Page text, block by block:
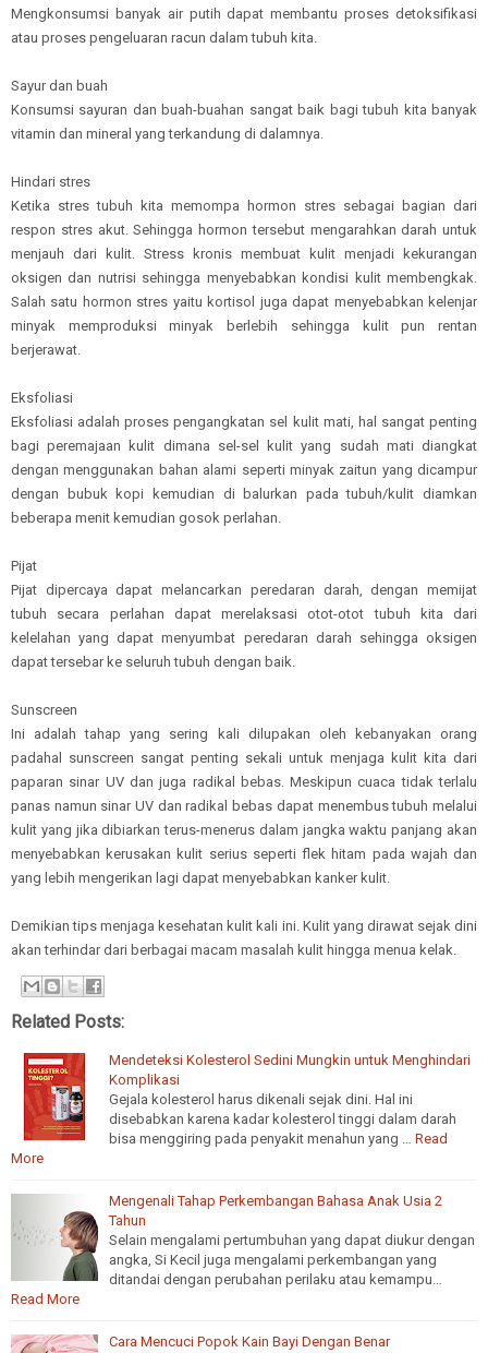
Mengkonsumsi banyak air putih dapat membantu proses detoksifikasi
atau proses pengeluaran racun dalam tubuh kita.
Sayur dan buah
Konsumsi sayuran dan buah-buahan sangat baik bagi tubuh kita banyak
vitamin dan mineral yang terkandung di dalamnya.
Hindari stres
Ketika stres tubuh kita memompa hormon stres sebagai bagian dari
respon stres akut. Sehingga hormon tersebut mengarahkan darah untuk
menjauh dari kulit. Stress kronis membuat kulit menjadi kekurangan
oksigen dan nutrisi sehingga menyebabkan kondisi kulit membengkak.
Salah satu hormon stres yaitu kortisol juga dapat menyebabkan kelenjar
minyak memproduksi minyak berlebih sehingga kulit pun rentan
berjerawat.
Eksfoliasi
Eksfoliasi adalah proses pengangkatan sel kulit mati, hal sangat penting
bagi peremajaan kulit dimana sel-sel kulit yang sudah mati diangkat
dengan menggunakan bahan alami seperti minyak zaitun yang dicampur
dengan bubuk kopi kemudian di balurkan pada tubuh/kulit diamkan
beberapa menit kemudian gosok perlahan.
Pijat
Pijat dipercaya dapat melancarkan peredaran darah, dengan memijat
tubuh secara perlahan dapat merelaksasi otot-otot tubuh kita dari
kelelahan yang dapat menyumbat peredaran darah sehingga oksigen
dapat tersebar ke seluruh tubuh dengan baik.
Sunscreen
Ini adalah tahap yang sering kali dilupakan oleh kebanyakan orang
padahal sunscreen sangat penting sekali untuk menjaga kulit kita dari
paparan sinar UV dan juga radikal bebas. Meskipun cuaca tidak terlalu
panas namun sinar UV dan radikal bebas dapat menembus tubuh melalui
kulit yang jika dibiarkan terus-menerus dalam jangka waktu panjang akan
menyebabkan kerusakan kulit serius seperti flek hitam pada wajah dan
yang lebih mengerikan lagi dapat menyebabkan kanker kulit.
Demikian tips menjaga kesehatan kulit kali ini. Kulit yang dirawat sejak dini
akan terhindar dari berbagai macam masalah kulit hingga menua kelak.
Related Posts:
Mendeteksi Kolesterol Sedini Mungkin untuk Menghindari
Komplikasi
Gejala kolesterol harus dikenali sejak dini. Hal ini
disebabkan karena kadar kolesterol tinggi dalam darah
bisa menggiring pada penyakit menahun yang …
Read
More
Mengenali Tahap Perkembangan Bahasa Anak Usia 2
Tahun
Selain mengalami pertumbuhan yang dapat diukur dengan
angka, Si Kecil juga mengalami perkembangan yang
ditandai dengan perubahan perilaku atau kemampu…
Read More
Cara Mencuci Popok Kain Bayi Dengan Benar